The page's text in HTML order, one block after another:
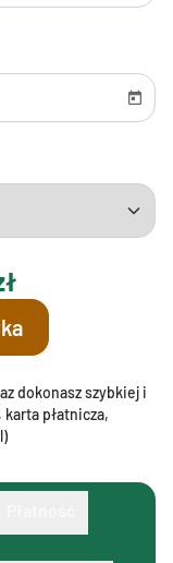
dokonasz szybkiej i
płatnicza,